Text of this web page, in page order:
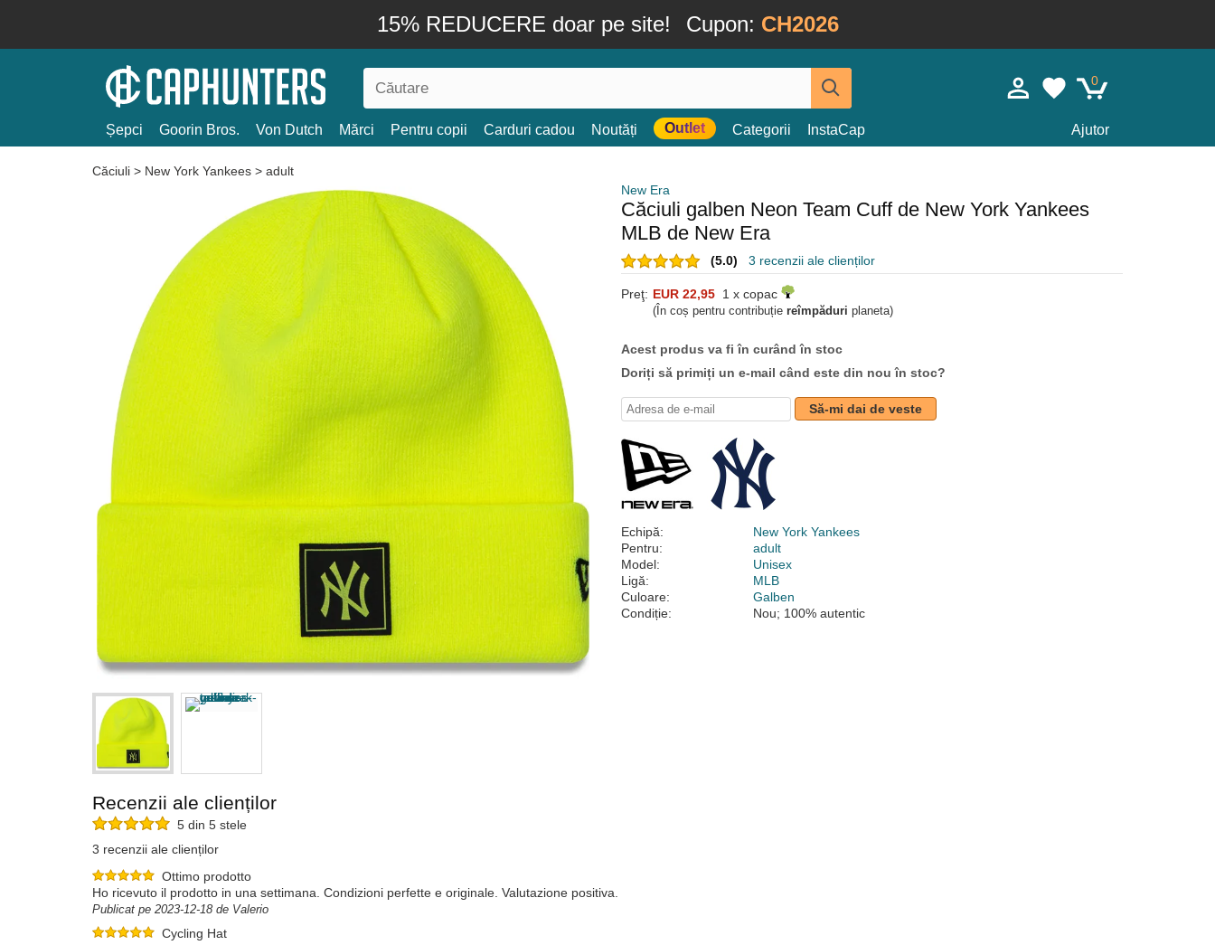
15% REDUCERE doar pe site! Cupon: CH2026
0
Șepci Goorin Bros. Von Dutch Mărci Pentru copii Carduri cadou Noutăți Outlet Categorii InstaCap Ajutor
Căciuli > New York Yankees > adult
New Era
Căciuli galben Neon Team Cuff de New York Yankees
MLB de New Era
(5.0) 3 recenzii ale clienților
Preţ: EUR 22,95 1 x copac
(În coș pentru contribuție reîmpăduri planeta)
Acest produs va fi în curând în stoc
Doriți să primiți un e-mail când este din nou în stoc?
Să-mi dai de veste
Echipă:
New York Yankees
Pentru:
adult
Model:
Unisex
Ligă:
MLB
Culoare:
Galben
Condiție:
Nou; 100% autentic
Recenzii ale clienților
5 din 5 stele
3 recenzii ale clienților
Ottimo prodotto
Ho ricevuto il prodotto in una settimana. Condizioni perfette e originale. Valutazione positiva.
Publicat pe 2023-12-18 de Valerio
Cycling Hat